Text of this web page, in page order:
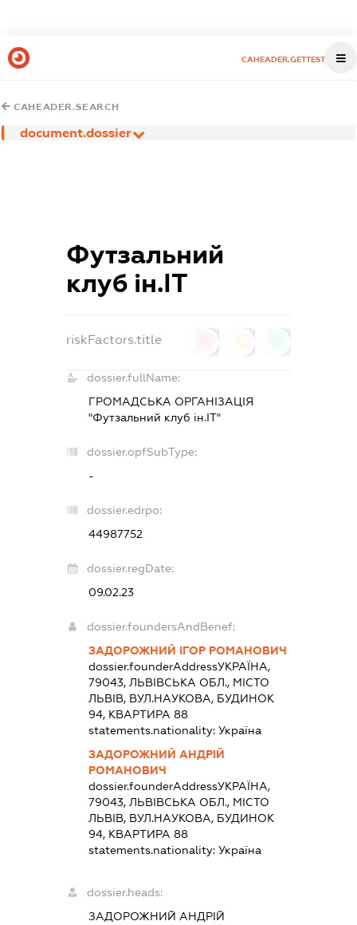
CAHEADER.GETTEST
CAHEADER.SEARCH
document.dossier
Футзальний
клуб ін.ІТ
riskFactors.title
dossier.fullName:
ГРОМАДСЬКА ОРГАНІЗАЦІЯ
"Футзальний клуб ін.ІТ"
dossier.opfSubType:
-
dossier.edrpo:
44987752
dossier.regDate:
09.02.23
dossier.foundersAndBenef:
ЗАДОРОЖНИЙ ІГОР РОМАНОВИЧ
dossier.founderAddressУКРАЇНА,
79043, ЛЬВІВСЬКА ОБЛ., МІСТО
ЛЬВІВ, ВУЛ.НАУКОВА, БУДИНОК
94, КВАРТИРА 88
statements.nationality:Україна
ЗАДОРОЖНИЙ АНДРІЙ
РОМАНОВИЧ
dossier.founderAddressУКРАЇНА,
79043, ЛЬВІВСЬКА ОБЛ., МІСТО
ЛЬВІВ, ВУЛ.НАУКОВА, БУДИНОК
94, КВАРТИРА 88
statements.nationality:Україна
dossier.heads:
ЗАДОРОЖНИЙ АНДРІЙ